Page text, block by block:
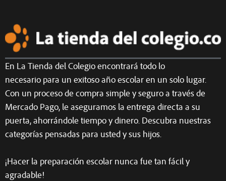
En La Tienda del Colegio encontrará todo lo
necesario para un exitoso año escolar en un solo lugar.
Con un proceso de compra simple y seguro a través de
Mercado Pago, le aseguramos la entrega directa a su
puerta, ahorrándole tiempo y dinero. Descubra nuestras
categorías pensadas para usted y sus hijos.
¡Hacer la preparación escolar nunca fue tan fácil y
agradable!